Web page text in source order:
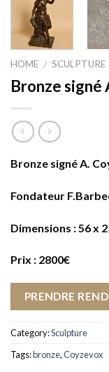
HOME / SCULPTURE
Bronze signé
Bronze signé A.
Fondateur
Dimensions : 56 x
Prix : 2800€
PRENDRE
Category:Sculpture
Tags:bronze,Coyzevox